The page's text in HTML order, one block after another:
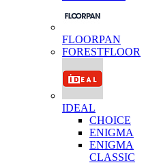
FLOORPAN
FORESTFLOOR
IDEAL
CHOICE
ENIGMA
ENIGMA
CLASSIC